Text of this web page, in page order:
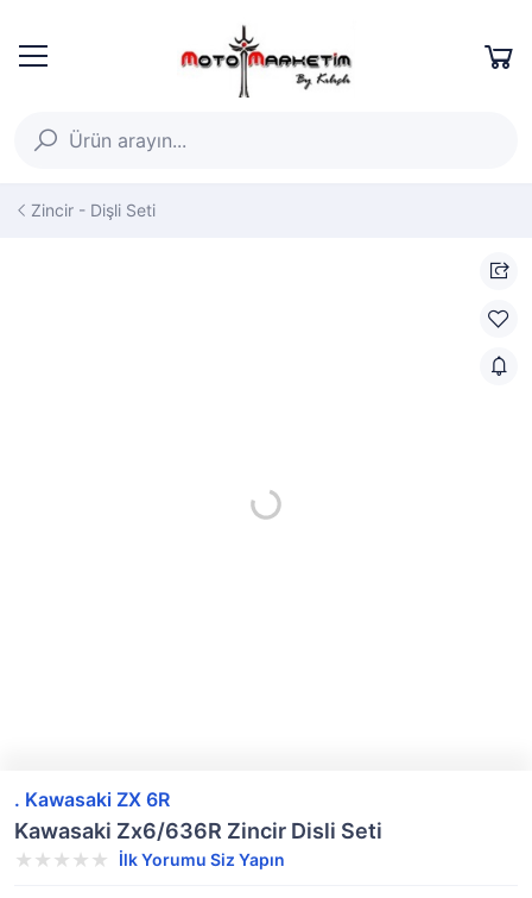
Zincir - Dişli Seti
. Kawasaki ZX 6R
Kawasaki Zx6/636R Zincir Disli Seti
İlk Yorumu Siz Yapın